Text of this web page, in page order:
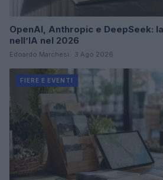
OpenAI, Anthropic e DeepSeek:
nell’IA nel 2026
Edoardo Marchesi · 3 Ago 2026
FIERE E EVENTI